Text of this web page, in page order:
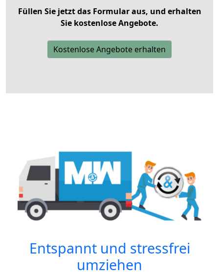
Füllen Sie jetzt das Formular aus, und erhalten
Sie kostenlose Angebote.
Kostenlose Angebote erhalten
Entspannt und stressfrei
umziehen